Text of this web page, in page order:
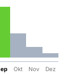
Okt Nov Dez